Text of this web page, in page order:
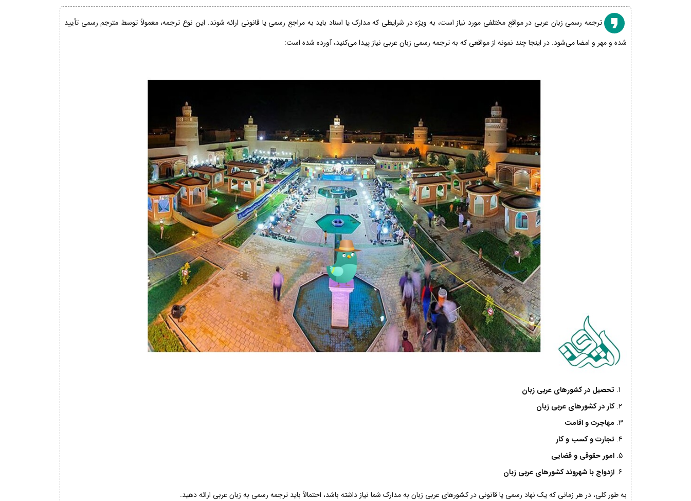
ترجمه رسمی زبان عربی در مواقع مختلفی مورد نیاز است، به ویژه در شرایطی که مدارک یا اسناد باید به مراجع رسمی یا قانونی ارائه شوند. این نوع ترجمه، معمولاً توسط مترجم رسمی تأیید
شده و مهر و امضا می‌شود. در اینجا چند نمونه از مواقعی که به ترجمه رسمی زبان عربی نیاز پیدا می‌کنید، آورده شده است:
تحصیل در کشورهای عربی زبان
کار در کشورهای عربی زبان
مهاجرت و اقامت
تجارت و کسب و کار
امور حقوقی و قضایی
ازدواج با شهروند کشورهای عربی زبان
به طور کلی، در هر زمانی که یک نهاد رسمی یا قانونی در کشورهای عربی زبان به مدارک شما نیاز داشته باشد، احتمالاً باید ترجمه رسمی به زبان عربی ارائه دهید.